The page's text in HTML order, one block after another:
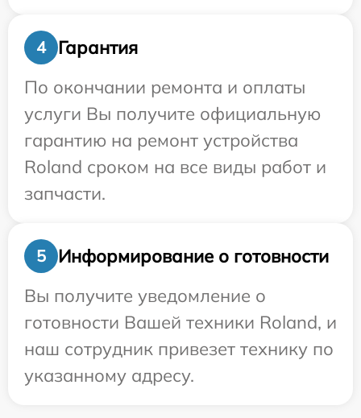
4
Гарантия
По окончании ремонта и оплаты
услуги Вы получите официальную
гарантию на ремонт устройства
Roland сроком на все виды работ и
запчасти.
5
Информирование о готовности
Вы получите уведомление о
готовности Вашей техники Roland, и
наш сотрудник привезет технику по
указанному адресу.